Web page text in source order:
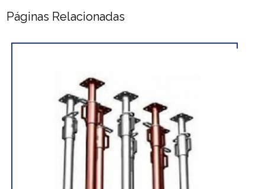
Páginas Relacionadas